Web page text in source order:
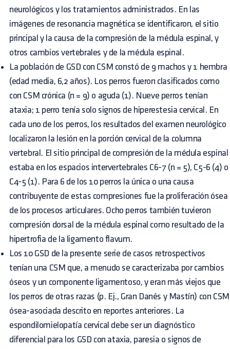
neurológicos y los tratamientos administrados. En las
imágenes de resonancia magnética se identificaron, el sitio
principal y la causa de la compresión de la médula espinal, y
otros cambios vertebrales y de la médula espinal.
La población de GSD con CSM constó de 9 machos y 1 hembra
(edad media, 6,2 años). Los perros fueron clasificados como
con CSM crónica (n = 9) o aguda (1). Nueve perros tenían
ataxia; 1 perro tenía solo signos de hiperestesia cervical. En
cada uno de los perros, los resultados del examen neurológico
localizaron la lesión en la porción cervical de la columna
vertebral. El sitio principal de compresión de la médula espinal
estaba en los espacios intervertebrales C6-7 (n = 5), C5-6 (4) o
C4-5 (1). Para 6 de los 10 perros la única o una causa
contribuyente de estas compresiones fue la proliferación ósea
de los procesos articulares. Ocho perros también tuvieron
compresión dorsal de la médula espinal como resultado de la
hipertrofia de la ligamento flavum.
Los 10 GSD de la presente serie de casos retrospectivos
tenían una CSM que, a menudo se caracterizaba por cambios
óseos y un componente ligamentoso, y eran más viejos que
los perros de otras razas (p. Ej., Gran Danés y Mastín) con CSM
ósea-asociada descrito en reportes anteriores. La
espondilomielopatía cervical debe ser un diagnóstico
diferencial para los GSD con ataxia, paresia o signos de